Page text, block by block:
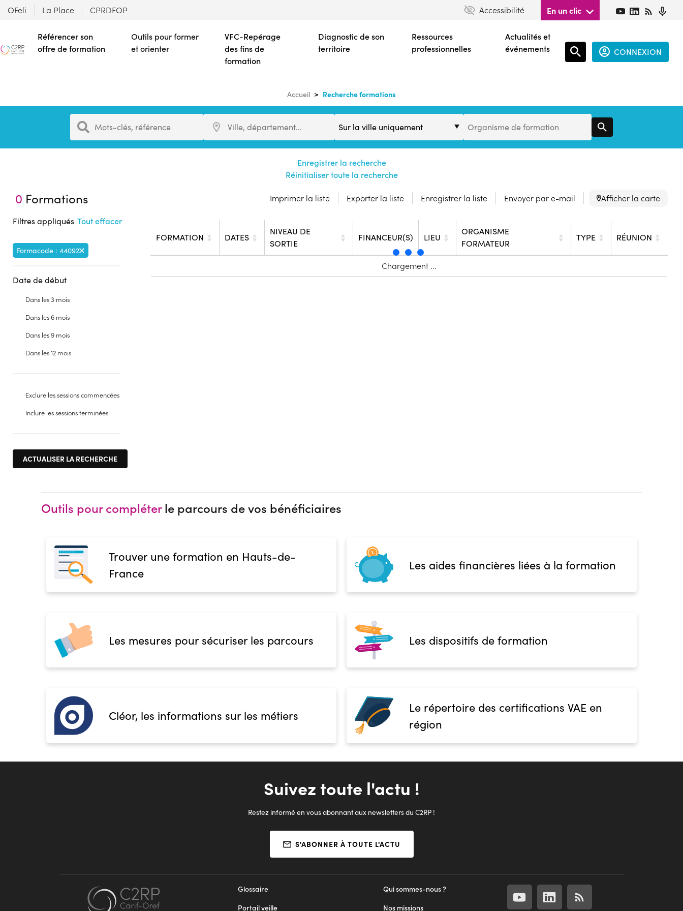
contenu
principal
OFeli La Place CPRDFOP Accessibilité En un clic
Référencer son
offre de formation
Outils pour former
et orienter
VFC-Repérage
des fins de
formation
Diagnostic de son
territoire
Ressources
professionnelles
Actualités et
événements
CONNEXION
Accueil Recherche formations
Formation
Mots-clés, référence
Ville
Ville, département...
de
Organisme de formation
Enregistrer la recherche
Réinitialiser toute la recherche
0 Formations Imprimer la liste Exporter la liste Enregistrer la liste Envoyer par e-mail Afficher la carte
Filtres appliqués Tout effacer
Formacode : 44092
Date de début
Dans les 3 mois
Dans les 6 mois
Dans les 9 mois
Dans les 12 mois
Exclure les sessions commencées
Inclure les sessions terminées
FORMATION DATES
NIVEAU DE
SORTIE
FINANCEUR(S) LIEU
ORGANISME
FORMATEUR
TYPE RÉUNION
Chargement ...
Outils pour compléterle parcours de vos bénéficiaires
Trouver une formation en Hauts-de-
France
Les aides financières liées à la formation
Les mesures pour sécuriser les parcours Les dispositifs de formation
Cléor, les informations sur les métiers
Le répertoire des certifications VAE en
région
Suivez toute l'actu !
Restez informé en vous abonnant aux newsletters du C2RP !
S'ABONNER À TOUTE L'ACTU
Qui sommes-nous ?
Nos missions
Glossaire
Portail veille